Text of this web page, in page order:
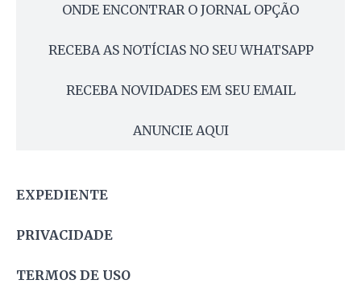
ONDE ENCONTRAR O JORNAL OPÇÃO
RECEBA AS NOTÍCIAS NO SEU WHATSAPP
RECEBA NOVIDADES EM SEU EMAIL
ANUNCIE AQUI
EXPEDIENTE
PRIVACIDADE
TERMOS DE USO